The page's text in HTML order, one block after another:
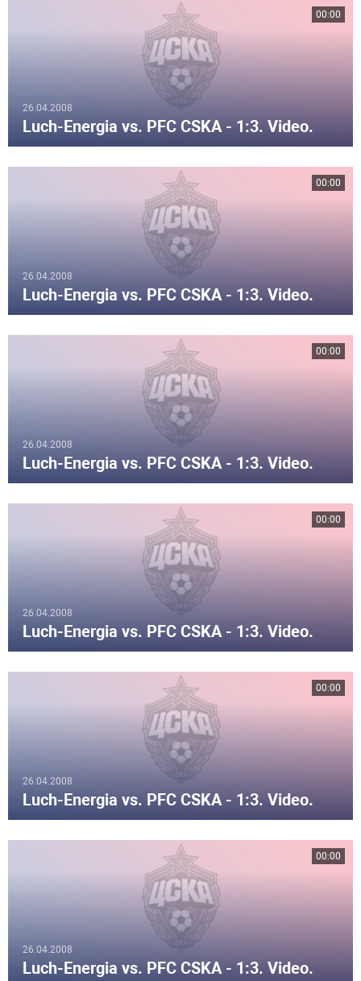
26.04.2008
Luch-Energia vs. PFC CSKA - 1:3. Video.
00:00
26.04.2008
Luch-Energia vs. PFC CSKA - 1:3. Video.
00:00
26.04.2008
Luch-Energia vs. PFC CSKA - 1:3. Video.
00:00
26.04.2008
Luch-Energia vs. PFC CSKA - 1:3. Video.
00:00
26.04.2008
Luch-Energia vs. PFC CSKA - 1:3. Video.
00:00
26.04.2008
Luch-Energia vs. PFC CSKA - 1:3. Video.
00:00